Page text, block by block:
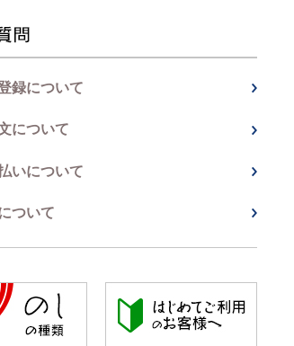
録について
について
いについて
ついて